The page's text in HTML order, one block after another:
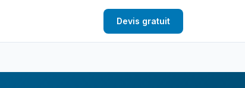
Devis gratuit